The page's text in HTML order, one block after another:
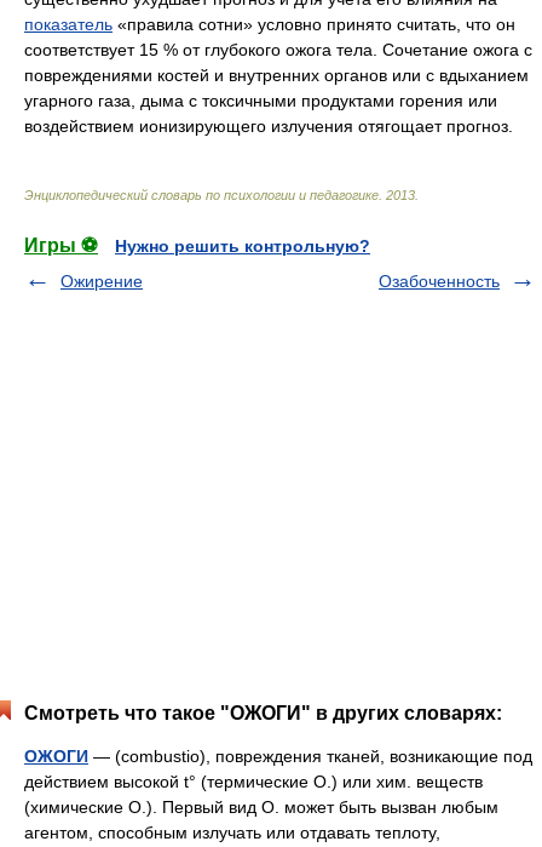
показатель «правила сотни» условно принято считать, что он
соответствует 15 % от глубокого ожога тела. Сочетание ожога с
повреждениями костей и внутренних органов или с вдыханием
угарного газа, дыма с токсичными продуктами горения или
воздействием ионизирующего излучения отягощает прогноз.
Энциклопедический словарь по психологии и педагогике 2013
Игры ⚽
Нужно решить контрольную?
Ожирение
Озабоченность
Смотреть что такое "ОЖОГИ" в других словарях:
ОЖОГИ — (combustio), повреждения тканей, возникающие под
действием высокой t° (термические О.) или хим. веществ
(химические О.). Первый вид О. может быть вызван любым
агентом, способным излучать или отдавать теплоту,